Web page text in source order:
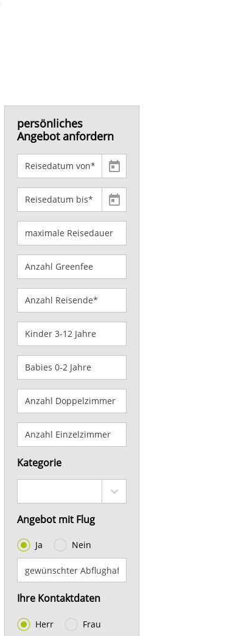
persönliches
Angebot anfordern
Kategorie
Angebot mit Flug
Ja Nein
Ihre Kontaktdaten
Herr Frau